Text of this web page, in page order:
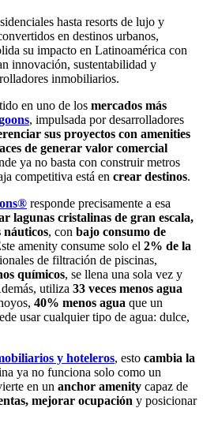
hasta resorts de lujo y
en destinos urbanos,
su impacto en Latinoamérica con
innovación, sustentabilidad y
inmobiliarios.
en uno de los mercados más
, impulsada por desarrolladores
sus proyectos con amenities
de generar valor comercial
ya no basta con construir metros
competitiva está en crear destinos.
responde precisamente a esa
lagunas cristalinas de gran escala,
náuticos, con bajo consumo de
amenity consume solo el 2% de la
de filtración de piscinas,
químicos, se llena una sola vez y
utiliza 33 veces menos agua
40% menos agua que un
usar cualquier tipo de agua: dulce,
y hoteleros, esto cambia la
ya no funciona solo como un
en un anchor amenity capaz de
mejorar ocupación y posicionar